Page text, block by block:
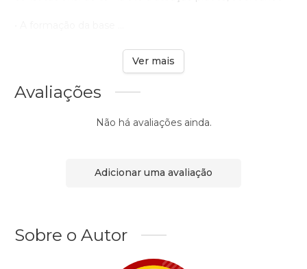
Ver mais
Avaliações
Não há avaliações ainda.
Adicionar uma avaliação
Sobre o Autor